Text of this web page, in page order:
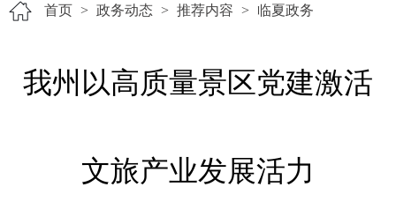
首页 > 政务动态 > 推荐内容 > 临夏政务
我州以高质量景区党建激活
文旅产业发展活力